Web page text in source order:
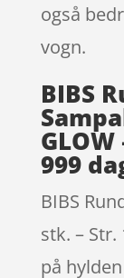
også
vogn.
BIBS
999
BIBS
stk. – Str.
på